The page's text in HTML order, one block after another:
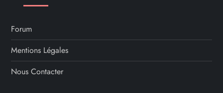
c
a
t
Forum
Mentions Légales
Nous Contacter